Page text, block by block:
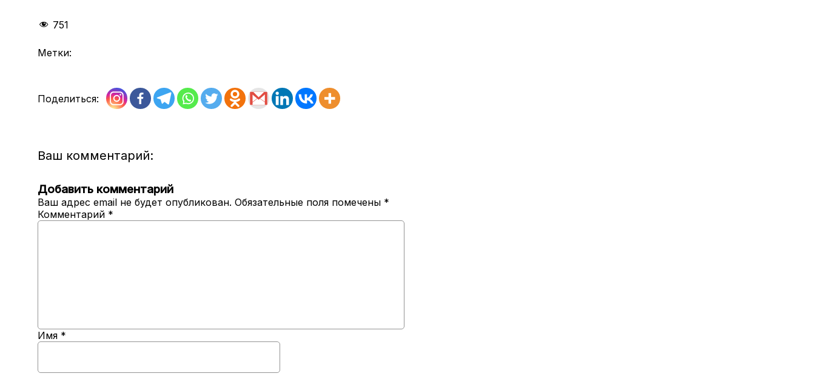
751
Метки:
Поделиться:
Ваш комментарий:
Добавить комментарий
Ваш адрес email не будет опубликован. Обязательные поля помечены *
Комментарий *
Имя *